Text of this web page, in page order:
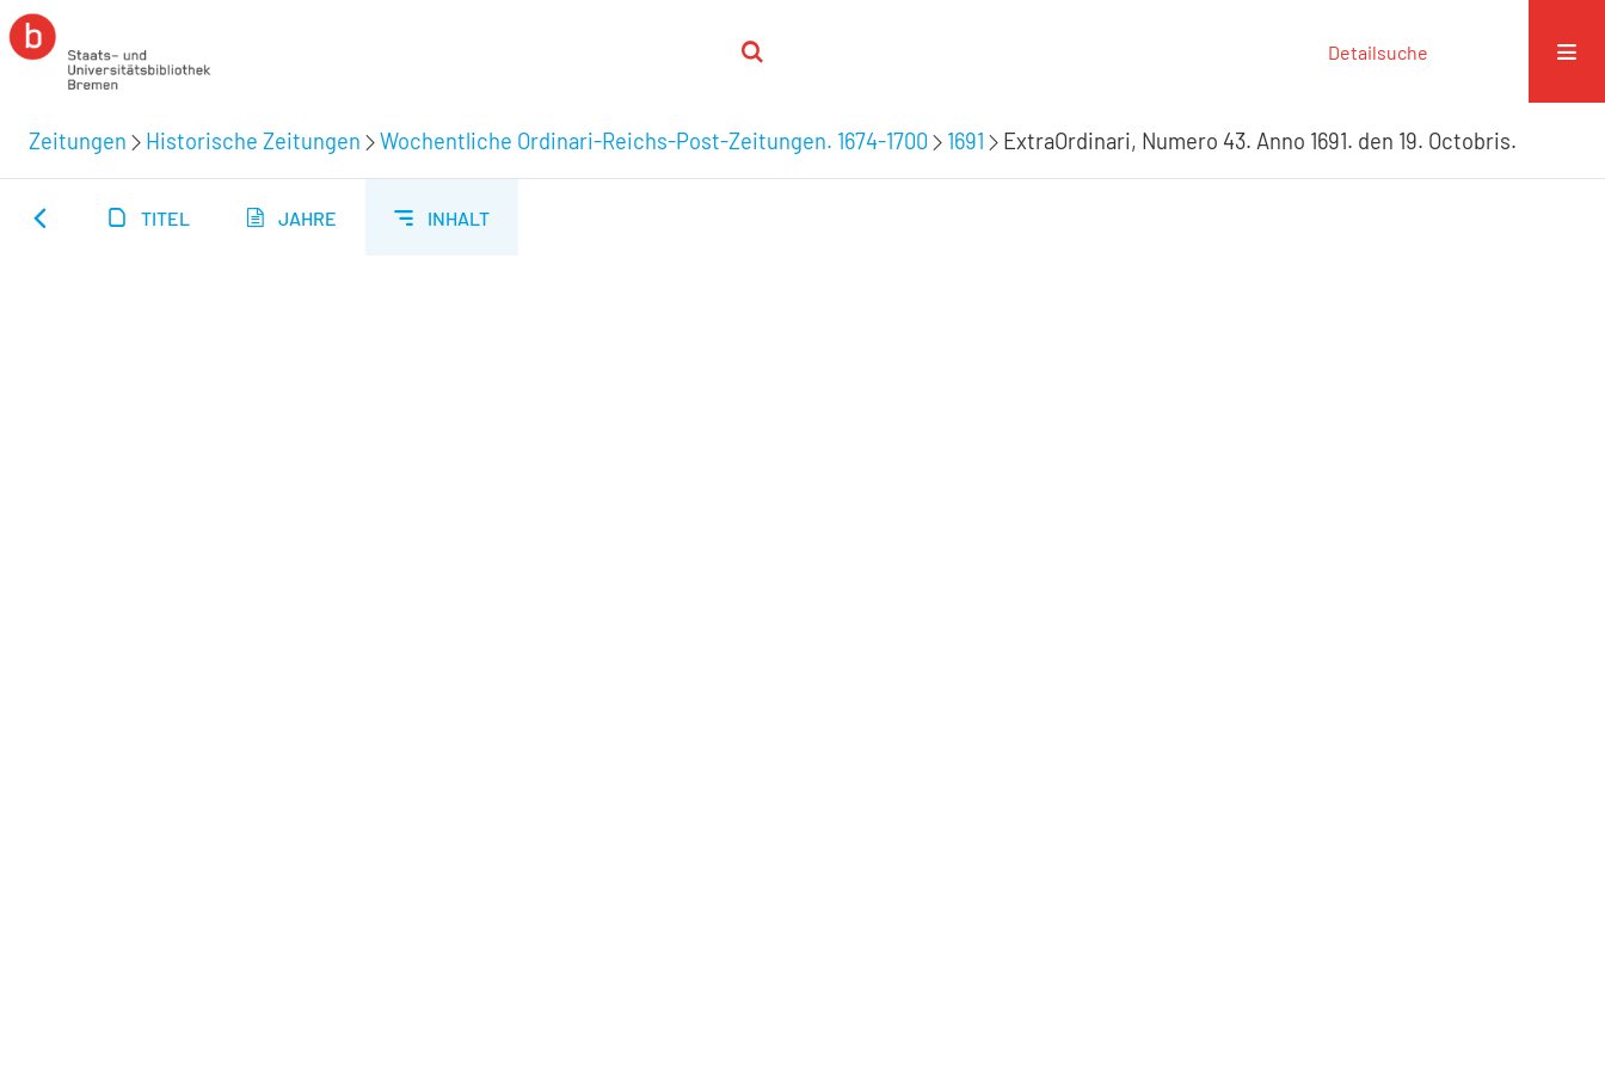
Detailsuche
Zeitungen Historische Zeitungen Wochentliche Ordinari-Reichs-Post-Zeitungen. 1674-1700 1691 ExtraOrdinari, Numero 43. Anno 1691. den 19. Octobris.
TITEL JAHRE INHALT